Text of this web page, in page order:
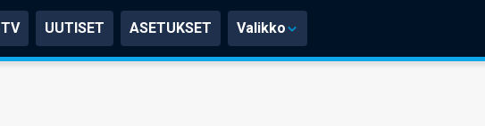
TV UUTISET ASETUKSET Valikko